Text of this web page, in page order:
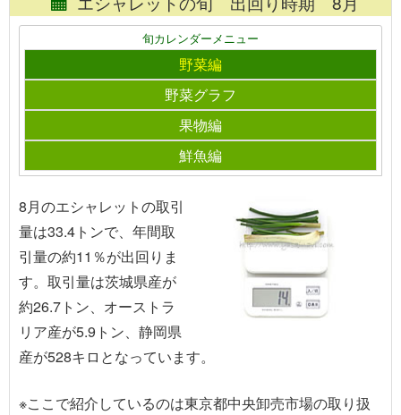
旬カレンダーメニュー
野菜編
野菜グラフ
果物編
鮮魚編
8月のエシャレットの取引
量は33.4トンで、年間取
引量の約11％が出回りま
す。取引量は茨城県産が
約26.7トン、オーストラ
リア産が5.9トン、静岡県
産が528キロとなっています。
※ここで紹介しているのは東京都中央卸売市場の取り扱